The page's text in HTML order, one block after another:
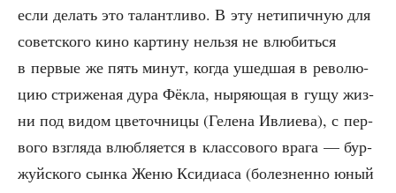
если делать это талант­ли­во. В эту нети­пич­ную для
совет­ско­го кино кар­ти­ну нель­зя не влю­бить­ся
в пер­вые же пять минут, когда ушед­шая в рево­лю­
цию стри­же­ная дура Фёк­ла, ныря­ю­щая в гущу жиз­
ни под видом цве­точ­ни­цы (Геле­на Ивли­е­ва), с пер­
во­го взгля­да влюб­ля­ет­ся в клас­со­во­го вра­га — бур­
жуй­ско­го сын­ка Женю Кси­диа­са (болез­нен­но юный